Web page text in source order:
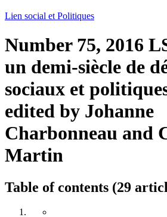
Lien social et Politiques
Number 75, 2016
un demi-siècle de
sociaux et
edited by Johanne
Charbonneau and
Martin
Table of contents (29